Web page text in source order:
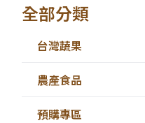
全部分類
台灣蔬果
農產食品
預購專區